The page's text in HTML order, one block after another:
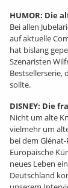
HUMOR: Die
Bei allen
auf aktuelle
hat bislang
Szenaristen
Bestsellerserie,
sollte.
DISNEY: Die
Nicht um alte
vielmehr um
bei dem
Europäische
neues Leben
Deutschland